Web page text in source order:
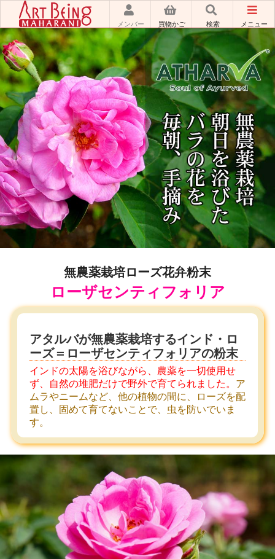
メンバー 買物かご 検索 メニュー
無農薬栽培ローズ花弁粉末
ローザセンティフォリア
アタルバが無農薬栽培するインド・ロ
ーズ＝ローザセンティフォリアの粉末
インドの太陽を浴びながら、農薬を一切使用せ
ず、自然の堆肥だけで野外で育てられました。 ア
ムラやニームなど、他の植物の間に、ローズを配
置し、固めて育てないことで、虫を防いでいま
す。